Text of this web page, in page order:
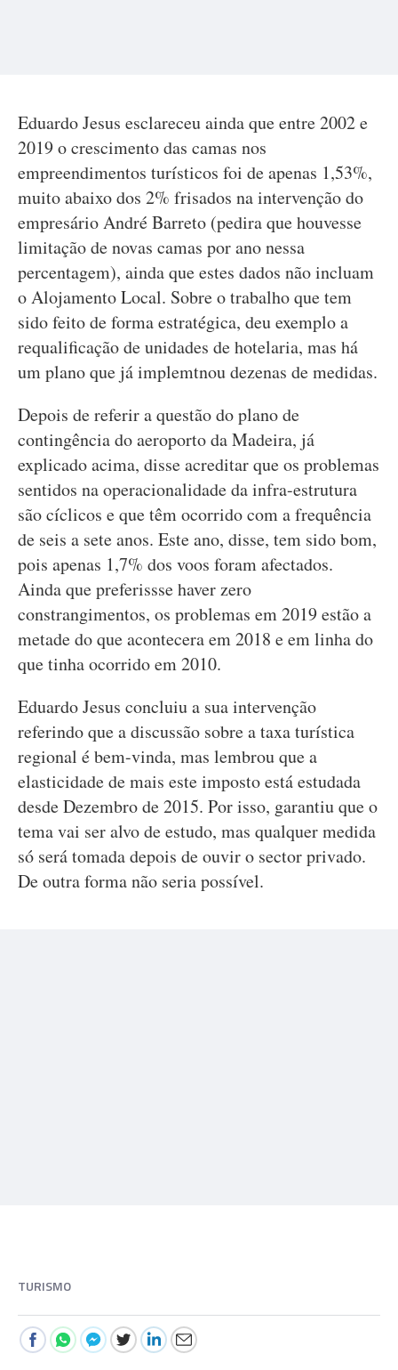
Eduardo Jesus esclareceu ainda que entre 2002 e
2019 o crescimento das camas nos
empreendimentos turísticos foi de apenas 1,53%,
muito abaixo dos 2% frisados na intervenção do
empresário André Barreto (pedira que houvesse
limitação de novas camas por ano nessa
percentagem), ainda que estes dados não incluam
o Alojamento Local. Sobre o trabalho que tem
sido feito de forma estratégica, deu exemplo a
requalificação de unidades de hotelaria, mas há
um plano que já implemtnou dezenas de medidas.
Depois de referir a questão do plano de
contingência do aeroporto da Madeira, já
explicado acima, disse acreditar que os problemas
sentidos na operacionalidade da infra-estrutura
são cíclicos e que têm ocorrido com a frequência
de seis a sete anos. Este ano, disse, tem sido bom,
pois apenas 1,7% dos voos foram afectados.
Ainda que preferissse haver zero
constrangimentos, os problemas em 2019 estão a
metade do que acontecera em 2018 e em linha do
que tinha ocorrido em 2010.
Eduardo Jesus concluiu a sua intervenção
referindo que a discussão sobre a taxa turística
regional é bem-vinda, mas lembrou que a
elasticidade de mais este imposto está estudada
desde Dezembro de 2015. Por isso, garantiu que o
tema vai ser alvo de estudo, mas qualquer medida
só será tomada depois de ouvir o sector privado.
De outra forma não seria possível.
TURISMO